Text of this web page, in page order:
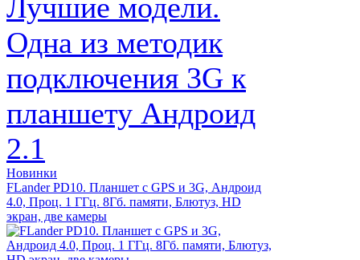
Лучшие модели.
Одна из методик
подключения 3G к
планшету Андроид
2.1
Новинки
FLander PD10. Планшет с GPS и 3G, Андроид
4.0, Проц. 1 ГГц. 8Гб. памяти, Блютуз, HD
экран, две камеры